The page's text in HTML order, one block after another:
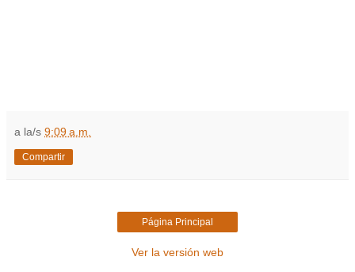
a la/s 9:09 a.m.
Compartir
Página Principal
Ver la versión web